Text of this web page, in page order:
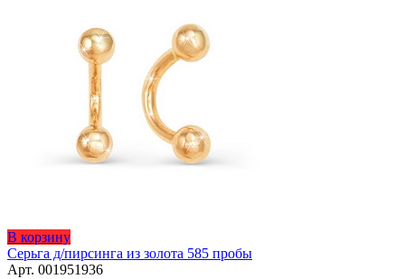
В корзину
Серьга д/пирсинга из золота 585 пробы
Арт. 001951936